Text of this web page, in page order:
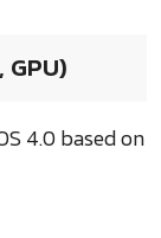
4.0 based on